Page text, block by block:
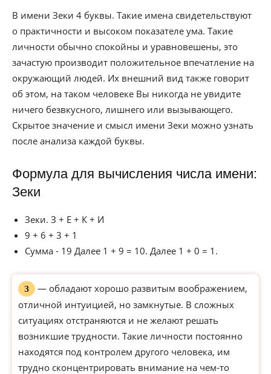
В имени Зеки 4 буквы. Такие имена свидетельствуют
о практичности и высоком показателе ума. Такие
личности обычно спокойны и уравновешены, это
зачастую производит положительное впечатление на
окружающий людей. Их внешний вид также говорит
об этом, на таком человеке Вы никогда не увидите
ничего безвкусного, лишнего или вызывающего.
Скрытое значение и смысл имени Зеки можно узнать
после анализа каждой буквы.
Формула для вычисления числа имени:
Зеки
Зеки. З + Е + К + И
9 + 6 + 3 + 1
Сумма - 19 Далее 1 + 9 = 10. Далее 1 + 0 = 1.
З
— обладают хорошо развитым воображением,
отличной интуицией, но замкнутые. В сложных
ситуациях отстраняются и не желают решать
возникшие трудности. Такие личности постоянно
находятся под контролем другого человека, им
трудно сконцентрировать внимание на чем-то